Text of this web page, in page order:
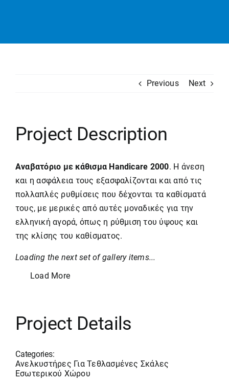
Previous Next
Project Description
Αναβατόριο με κάθισμα Handicare 2000. Η άνεση
και η ασφάλεια τους εξασφαλίζονται και από τις
πολλαπλές ρυθμίσεις που δέχονται τα καθίσματά
τους, με μερικές από αυτές μοναδικές για την
ελληνική αγορά, όπως η ρύθμιση του ύψους και
της κλίσης του καθίσματος.
Loading the next set of gallery items...
Load More
Project Details
Categories:
Ανελκυστήρες Για Τεθλασμένες Σκάλες
Εσωτερικού Χώρου